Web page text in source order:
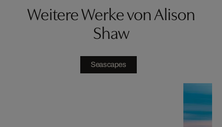
Weitere Werke von Alison
Shaw
Seascapes